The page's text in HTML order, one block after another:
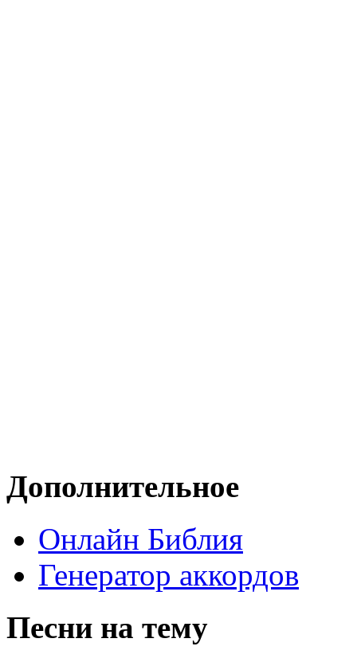
Дополнительное
Онлайн Библия
Генератор аккордов
Песни на тему